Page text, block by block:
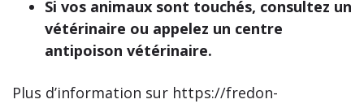
Si vos animaux sont touchés, consultez un
vétérinaire ou appelez un centre
antipoison vétérinaire.
Plus d’information sur https://fredon-